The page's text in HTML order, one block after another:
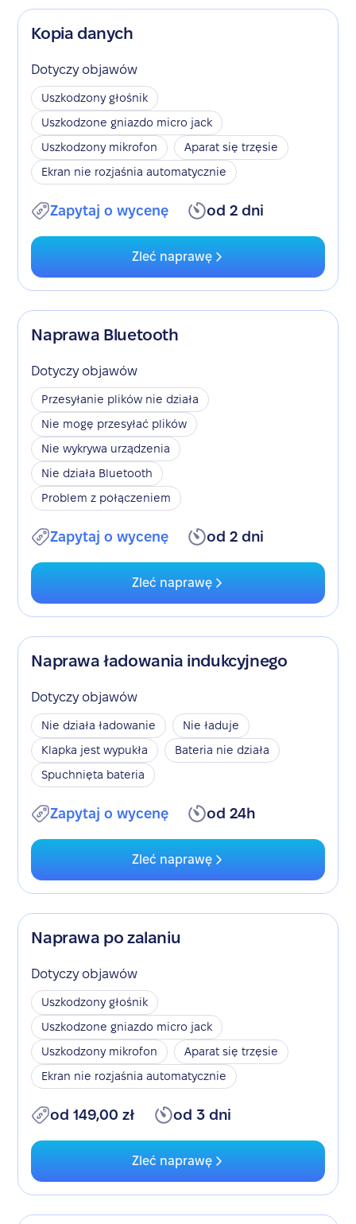
Kopia danych
Dotyczy objawów
Uszkodzony głośnik
Uszkodzone gniazdo micro jack
Uszkodzony mikrofon
Aparat się trzęsie
Ekran nie rozjaśnia automatycznie
Zapytaj o wycenę od 2 dni
Zleć naprawę
Naprawa Bluetooth
Dotyczy objawów
Przesyłanie plików nie działa
Nie mogę przesyłać plików
Nie wykrywa urządzenia
Nie działa Bluetooth
Problem z połączeniem
Zapytaj o wycenę od 2 dni
Zleć naprawę
Naprawa ładowania indukcyjnego
Dotyczy objawów
Nie działa ładowanie
Nie ładuje
Klapka jest wypukła
Bateria nie działa
Spuchnięta bateria
Zapytaj o wycenę od 24h
Zleć naprawę
Naprawa po zalaniu
Dotyczy objawów
Uszkodzony głośnik
Uszkodzone gniazdo micro jack
Uszkodzony mikrofon
Aparat się trzęsie
Ekran nie rozjaśnia automatycznie
od 149,00 zł od 3 dni
Zleć naprawę